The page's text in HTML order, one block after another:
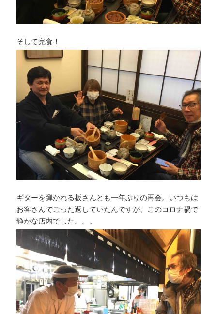
そして完食！
ギターを弾かれる板さんとも一年ぶりの再会。いつもは
お客さんでごった返していたんですが、このコロナ禍で
静かな店内でした。。。